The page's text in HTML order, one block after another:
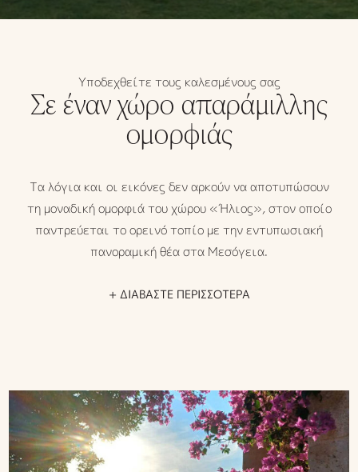
Υποδεχθείτε τους καλεσμένους σας
Σε έναν χώρο απαράμιλλης
ομορφιάς
Τα λόγια και οι εικόνες δεν αρκούν να αποτυπώσουν
τη μοναδική ομορφιά του χώρου «Ήλιος»,στον οποίο
παντρεύεται το ορεινό τοπίο με την εντυπωσιακή
πανοραμική θέα στα Μεσόγεια.
+ ΔΙΑΒΑΣΤΕ ΠΕΡΙΣΣΟΤΕΡΑ